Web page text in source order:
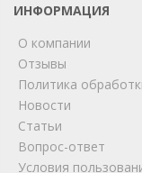
ИНФОРМАЦИЯ
О компании
Отзывы
Политика
Новости
Статьи
Вопрос-ответ
Условия